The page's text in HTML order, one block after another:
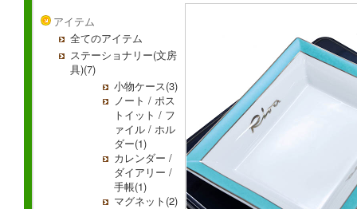
アイテム
全てのアイテム
ステーショナリー(文房
具)(7)
小物ケース(3)
ノート / ポス
トイット / フ
ァイル / ホル
ダー(1)
カレンダー /
ダイアリー /
手帳(1)
マグネット(2)